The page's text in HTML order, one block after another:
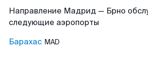
Направление Мадрид — Брно
следующие аэропорты
Барахас MAD